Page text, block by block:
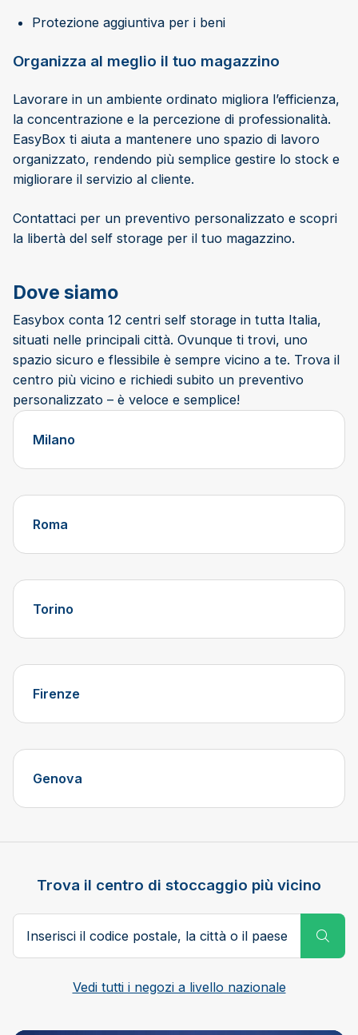
Protezione aggiuntiva per i beni
Organizza al meglio il tuo magazzino
Lavorare in un ambiente ordinato migliora l’efficienza,
la concentrazione e la percezione di professionalità.
EasyBox ti aiuta a mantenere uno spazio di lavoro
organizzato, rendendo più semplice gestire lo stock e
migliorare il servizio al cliente.
Contattaci per un preventivo personalizzato e scopri
la libertà del self storage per il tuo magazzino.
Dove siamo
Easybox conta 12 centri self storage in tutta Italia,
situati nelle principali città. Ovunque ti trovi, uno
spazio sicuro e flessibile è sempre vicino a te. Trova il
centro più vicino e richiedi subito un preventivo
personalizzato – è veloce e semplice!
Milano
Roma
Torino
Firenze
Genova
Trova il centro di stoccaggio più vicino
Codice postale, città o paese
Vedi tutti i negozi a livello nazionale